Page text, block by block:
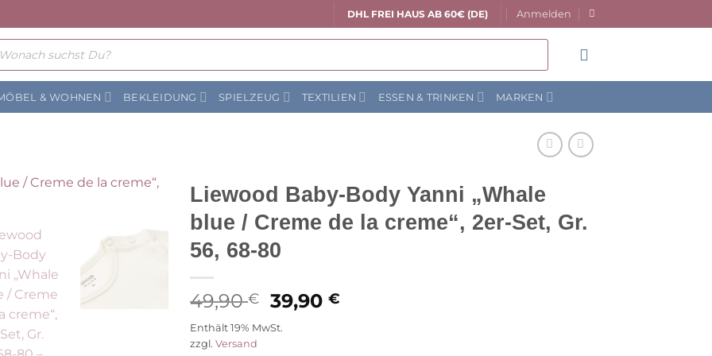
DHL FREI HAUS AB 60€ (DE) Anmelden
& WOHNEN BEKLEIDUNG SPIELZEUG TEXTILIEN ESSEN & TRINKEN MARKEN
Wunschliste
Liewood Baby-Body Yanni „Whale
blue / Creme de la creme“, 2er-Set, Gr.
56, 68-80
49,90€
Ursprünglicher
Preis
war:
39,90€
Enthält 19% MwSt.
zzgl. Versand